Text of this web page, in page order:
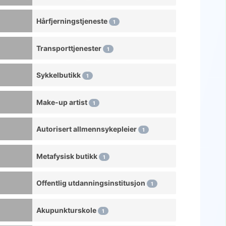
Kursted
Utøver av holistisk medisin
Hot bedstone spa
Hyperbarmedisinsk lege
Hårfjerningstjeneste 1
Transporttjenester 1
Sykkelbutikk 1
Make-up artist 1
Autorisert allmennsykepleier 1
Metafysisk butikk 1
Offentlig utdanningsinstitusjon 1
Akupunkturskole 1